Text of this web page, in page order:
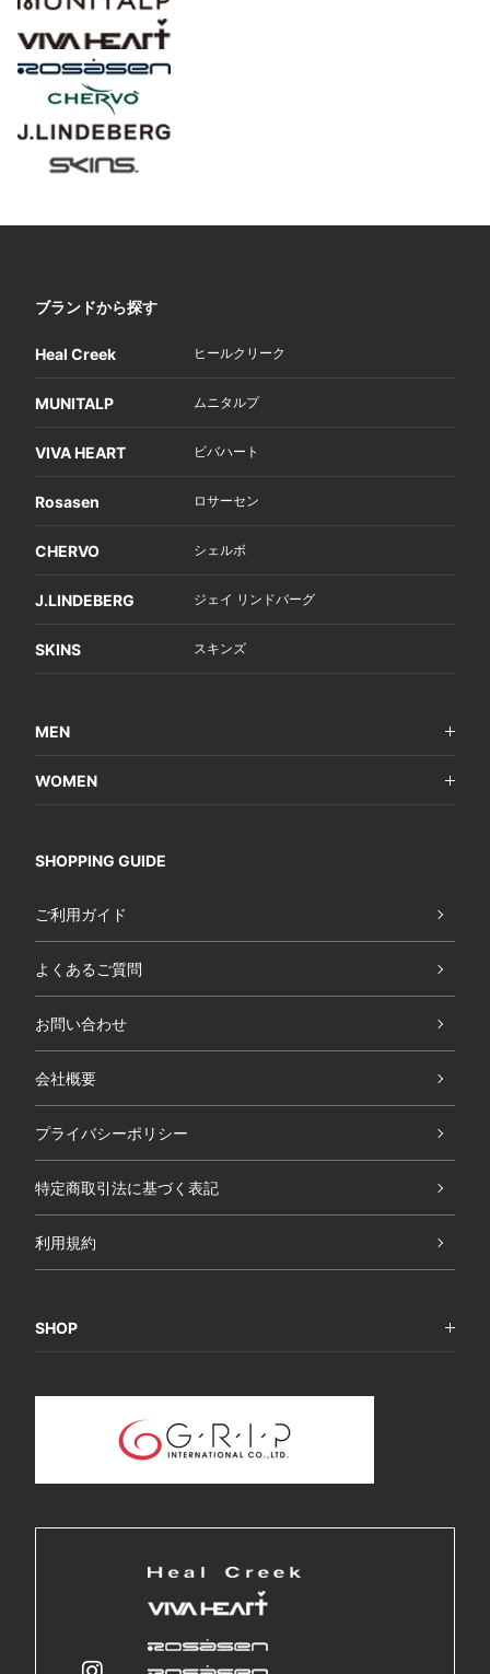
ブランドから探す
Heal Creek ヒールクリーク
MUNITALP ムニタルプ
VIVA HEART ビバハート
Rosasen ロサーセン
CHERVO シェルボ
J.LINDEBERG ジェイ リンドバーグ
SKINS スキンズ
MEN
WOMEN
SHOPPING GUIDE
ご利用ガイド
よくあるご質問
お問い合わせ
会社概要
プライバシーポリシー
特定商取引法に基づく表記
利用規約
SHOP